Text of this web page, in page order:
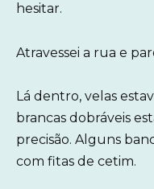
hesitar.
Atravessei a rua e
Lá dentro, velas
brancas dobráveis
precisão. Alguns
com fitas de cetim.